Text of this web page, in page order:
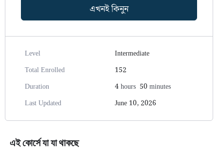
এখনই কিনুন
Level
Intermediate
Total Enrolled
152
Duration
4hours 50minutes
Last Updated
June 10, 2026
এই কোর্সে যা যা থাকছে